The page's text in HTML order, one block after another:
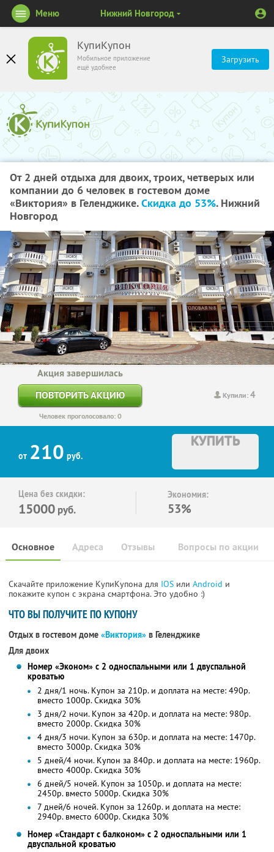
КупиКупон
Мобильное приложение
ещё удобнее
Загрузить
Меню Нижний Новгород
От 2 дней отдыха для двоих, троих, четверых или
компании до 6 человек в гостевом доме
«Виктория» в Геленджике.Скидка до 53%. Нижний
Новгород
Купили:4
Акция завершилась
ПОВТОРИТЬ АКЦИЮ
Человек проголосовало: 0
от 210 руб.
КУПИТЬ
Цена без скидки:
15000 руб.
Экономия:
53%
Основное Отзывы Вопросы по акции
Адреса
Скачайте приложение КупиКупона для IOS или Android и
покажите купон с экрана смартфона. Это удобно :)
ЧТО ВЫ ПОЛУЧИТЕ ПО КУПОНУ
Отдых в гостевом доме «Виктория» в Геленджике
Для двоих
Номер «Эконом» с 2 односпальными или 1 двуспальной
кроватью
2 дня/1 ночь. Купон за 210р. и доплата на месте: 490р.
вместо 1000р.Скидка 30%
3 дня/2 ночи. Купон за 420р. и доплата на месте: 980р.
вместо 2000р.Скидка 30%
4 дня/3 ночи. Купон за 630р. и доплата на месте: 1470р.
вместо 3000р.Скидка 30%
5 дней/4 ночи. Купон за 840р. и доплата на месте: 1960р.
вместо 4000р.Скидка 30%
6 дней/5 ночей. Купон за 1050р. и доплата на месте:
2450р. вместо 5000р. Скидка 30%
7 дней/6 ночей. Купон за 1260р. и доплата на месте:
2940р. вместо 6000р. Скидка 30%
Номер «Стандарт с балконом» с 2 односпальными или 1
двуспальной кроватью